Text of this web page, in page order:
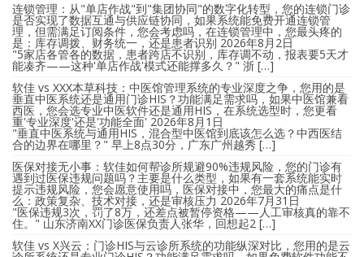
连锁管理：从"单店作战"到"集团协同"的数字化转型，您的连锁门诊
是否实现了数据互通与供应链协同，如果系统能免费开通连锁管
理，但需满足订阅条件，您会考虑吗，在连锁管理中，您最头疼的
是：库存调拨、财务统一，还是患者识别 2026年8月2日
"5家店各管各的数据，患者跨店不识别，库存调不动，报表要5天才
能凑齐——这种'单店作战'模式还能撑多久？" 浙 […]
软佳 vs XXX本草科技：中医馆管理系统的专业深度之争，您用的是
垂直中医系统还是通用门诊HIS？功能满足需求吗，如果中医馆兼看
西医，您会选专业中医软件还是通用HIS，在系统选型时，您更看
重'专业深度'还是'功能全面' 2026年8月1日
"垂直中医系统与通用HIS，混合型中医馆到底该怎么选？中西医结
合的边界在哪里？" 早上8点30分，广东广州越秀 […]
医保对接无小事：软佳如何帮诊所规避90%违规风险，您的门诊有
遇到过医保违规问题吗？主要是什么类型，如果有一套系统能实时
提示违规风险，您会愿意使用吗，医保对接中，您最大的痛点是什
么：政策复杂、技术对接，还是审核压力 2026年7月31日
"医保违规3次，罚了8万，还差点被暂停资格——人工审核真的靠不
住。" 山东济南XX门诊医保负责人张华，回想起2 […]
软佳 vs X兴云：门诊HIS与云诊所系统的功能纵深对比，您用的是云